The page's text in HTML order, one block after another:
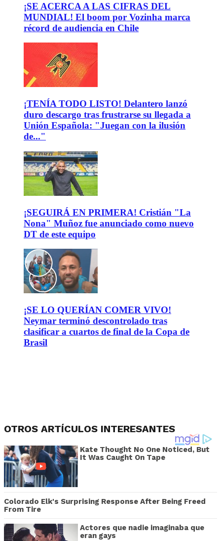
¡SE ACERCA A LAS CIFRAS DEL
MUNDIAL! El boom por Vozinha marca
récord de audiencia en Chile
¡TENÍA TODO LISTO! Delantero lanzó
duro descargo tras frustrarse su llegada a
Unión Española: "Juegan con la ilusión
de..."
¡SEGUIRÁ EN PRIMERA! Cristián "La
Nona" Muñoz fue anunciado como nuevo
DT de este equipo
¡SE LO QUERÍAN COMER VIVO!
Neymar terminó descontrolado tras
clasificar a cuartos de final de la Copa de
Brasil
OTROS ARTÍCULOS INTERESANTES
Kate Thought No One Noticed, But
It Was Caught On Tape
Colorado Elk's Surprising Response After Being Freed
From Tire
Actores que nadie imaginaba que
eran gays